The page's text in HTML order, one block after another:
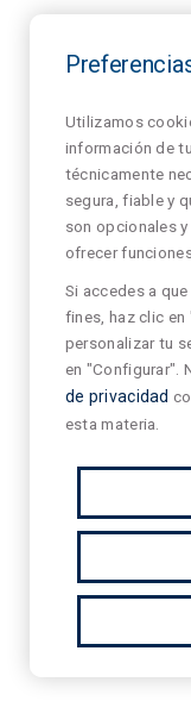
Utilizamos
información de
técnicamente
segura, fiable y
son opcionales
ofrecer
Si accedes a
fines, haz clic
personalizar tu
en "Configurar".
de privacidad
esta materia.